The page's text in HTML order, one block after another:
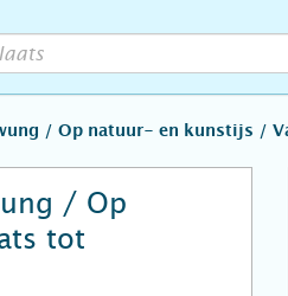
/ Op natuur- en kunstijs /
/ Op
tot